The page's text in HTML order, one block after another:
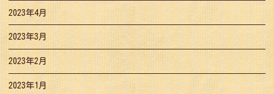
2023年4月
2023年3月
2023年2月
2023年1月